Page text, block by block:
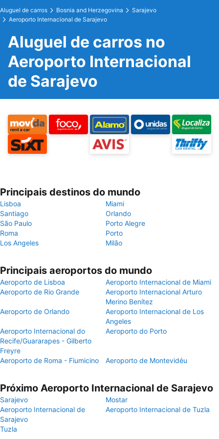
Aluguel de carros Bosnia and Herzegovina
Sarajevo
Aeroporto Internacional de Sarajevo
Aluguel de carros no
Aeroporto Internacional
de Sarajevo
Principais destinos do mundo
Lisboa
Miami
Santiago
Orlando
São Paulo
Porto Alegre
Roma
Porto
Los Angeles
Milão
Principais aeroportos do mundo
Aeroporto de Lisboa
Aeroporto Internacional de Miami
Aeroporto de Rio Grande
Aeroporto Internacional Arturo
Merino Benítez
Aeroporto de Orlando
Aeroporto Internacional de Los
Angeles
Aeroporto Internacional do
Recife/Guararapes - Gilberto
Freyre
Aeroporto do Porto
Aeroporto de Roma - Fiumicino Aeroporto de Montevidéu
Próximo Aeroporto Internacional de Sarajevo
Sarajevo
Mostar
Aeroporto Internacional de
Sarajevo
Aeroporto Internacional de Tuzla
Tuzla